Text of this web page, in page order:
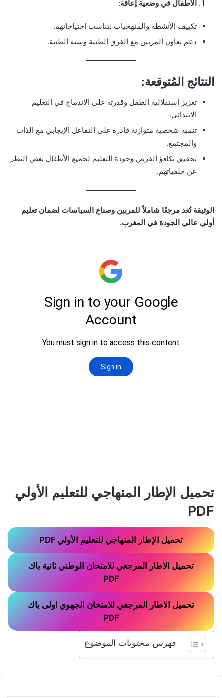
الأطفال في وضعية إعاقة:
تكييف الأنشطة والمنهجيات لتناسب احتياجاتهم.
دعم تعاون المربين مع الفرق الطبية وشبه الطبية.
النتائج المُتوقعة:
تعزيز استقلالية الطفل وقدرته على الاندماج في التعليم
الابتدائي.
تنمية شخصية متوازنة قادرة على التفاعل الإيجابي مع الذات
والمجتمع.
تحقيق تكافؤ الفرص وجودة التعليم لجميع الأطفال بغض النظر
عن خلفياتهم.
الوثيقة تُعد مرجعًا شاملاً للمربين وصناع السياسات لضمان تعليم
أولي عالي الجودة في المغرب.
تحميل الإطار المنهاجي للتعليم الأولي
PDF
تحميل الإطار المنهاجي للتعليم الأولي PDF
تحميل الاطار المرجعي للامتحان الوطني ثانية باك
PDF
تحميل الاطار المرجعي للامتحان الجهوي اولى باك
PDF
فهرس محتويات الموضوع